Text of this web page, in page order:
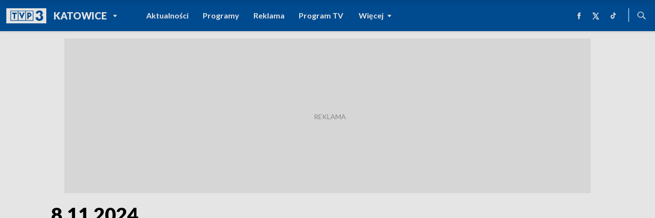
KATOWICEPOWRÓT DO
TVP REGIONY
Aktualności Programy Reklama Program TV Więcej